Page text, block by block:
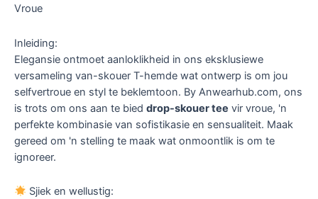
Vroue
Inleiding:
Elegansie ontmoet aanloklikheid in ons eksklusiewe
versameling van-skouer T-hemde wat ontwerp is om jou
selfvertroue en styl te beklemtoon. By Anwearhub.com, ons
is trots om ons aan te bied drop-skouer tee vir vroue, 'n
perfekte kombinasie van sofistikasie en sensualiteit. Maak
gereed om 'n stelling te maak wat onmoontlik is om te
ignoreer.
Sjiek en wellustig: